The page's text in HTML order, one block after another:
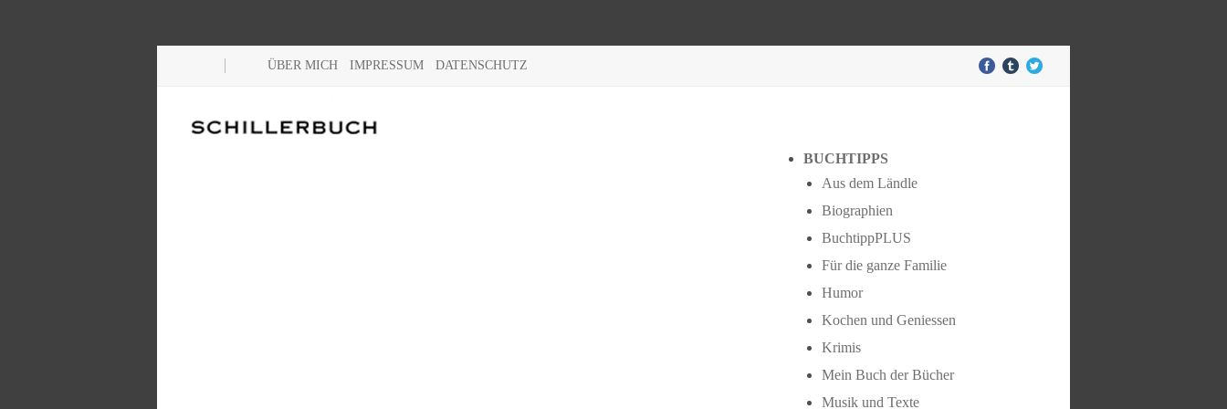
ÜBER MICH IMPRESSUM DATENSCHUTZ
BUCHTIPPS
Aus dem Ländle
Biographien
BuchtippPLUS
Für die ganze Familie
Humor
Kochen und Geniessen
Krimis
Mein Buch der Bücher
Musik und Texte